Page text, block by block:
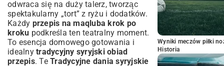
odwraca się na duży talerz, tworząc
spektakularny „tort” z ryżu i dodatków.
Każdy przepis na maqluba krok po
kroku podkreśla ten teatralny moment.
To esencja domowego gotowania i
idealny tradycyjny syryjski obiad
przepis. Te Tradycyjne dania syryjskie
Wyniki meczów piłki
Historia